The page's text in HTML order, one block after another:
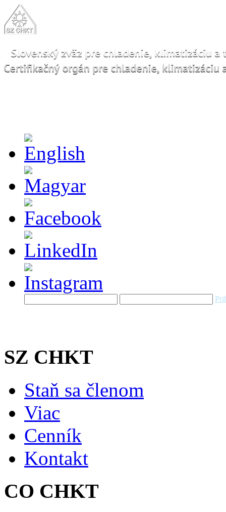
SZ CHKT
Staň sa členom
Viac
Cenník
Kontakt
CO CHKT